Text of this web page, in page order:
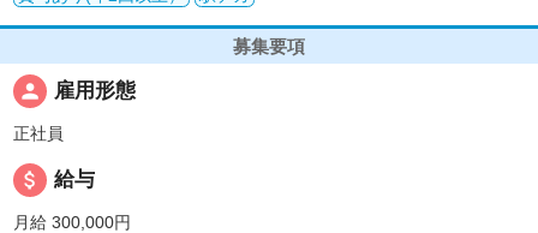
募集要項
person 雇用形態
正社員
attach_money 給与
月給 300,000円